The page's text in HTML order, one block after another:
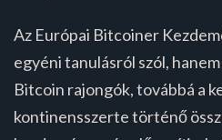
Az Európai Bitcoiner
egyéni tanulásról szól,
Bitcoin rajongók, továbbá a
kontinensszerte történő